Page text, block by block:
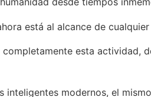
está al alcance de
esta actividad,
modernos, el